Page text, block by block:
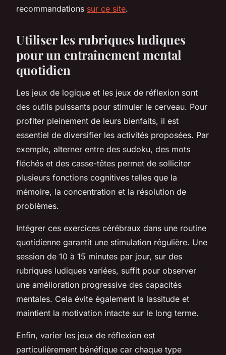
recommandations sur ce site.
Utiliser les rubriques ludiques
pour un entraînement mental
quotidien
Les jeux de logique et les jeux de réflexion sont
des outils puissants pour stimuler le cerveau. Pour
profiter pleinement de leurs bienfaits, il est
essentiel de diversifier les activités proposées. Par
exemple, alterner entre des sudoku, des mots
fléchés et des casse-têtes permet de solliciter
plusieurs fonctions cognitives telles que la
mémoire, la concentration et la résolution de
problèmes.
Intégrer ces exercices cérébraux dans une routine
quotidienne garantit une stimulation régulière. Une
session de 10 à 15 minutes par jour, sur des
rubriques ludiques variées, suffit pour observer
une amélioration progressive des capacités
mentales. Cela évite également la lassitude et
maintient la motivation intacte sur le long terme.
Enfin, varier les jeux de réflexion est
particulièrement bénéfique car chaque type